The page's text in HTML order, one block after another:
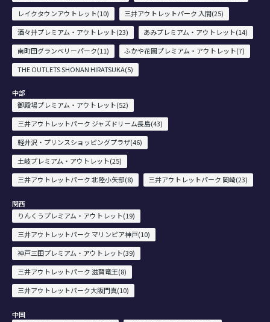
レイクタウンアウトレット(10)
三井アウトレットパーク 入間(25)
酒々井プレミアム・アウトレット(23)
あみプレミアム・アウトレット(14)
南町田グランベリーパーク(11)
ふかや花園プレミアム・アウトレット(7)
THE OUTLETS SHONAN HIRATSUKA(5)
中部
御殿場プレミアム・アウトレット(52)
三井アウトレットパーク ジャズドリーム長島(43)
軽井沢・プリンスショッピングプラザ(46)
土岐プレミアム・アウトレット(25)
三井アウトレットパーク 北陸小矢部(8)
三井アウトレットパーク 岡崎(23)
関西
りんくうプレミアム・アウトレット(19)
三井アウトレットパーク マリンピア神戸(10)
神戸三田プレミアム・アウトレット(39)
三井アウトレットパーク 滋賀竜王(8)
三井アウトレットパーク大阪門真(10)
中国